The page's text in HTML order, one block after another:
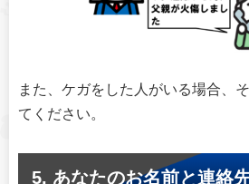
また、ケガをした人がいる場合、
てください。
5. あなたのお名前と連絡